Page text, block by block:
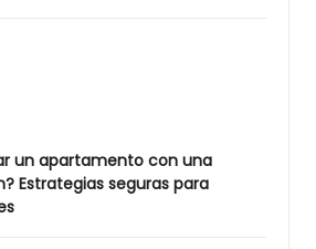
un apartamento con una
Estrategias seguras para